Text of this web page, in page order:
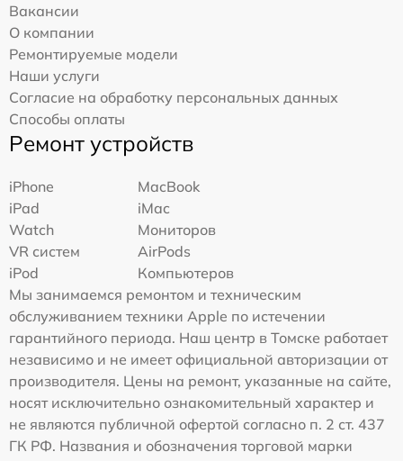
Вакансии
О компании
Ремонтируемые модели
Наши услуги
Согласие на обработку персональных данных
Способы оплаты
Ремонт устройств
iPhone
MacBook
iPad
iMac
Watch
Мониторов
VR систем
AirPods
iPod
Компьютеров
Мы занимаемся ремонтом и техническим
обслуживанием техники Apple по истечении
гарантийного периода. Наш центр в Томске работает
независимо и не имеет официальной авторизации от
производителя. Цены на ремонт, указанные на сайте,
носят исключительно ознакомительный характер и
не являются публичной офертой согласно п. 2 ст. 437
ГК РФ. Названия и обозначения торговой марки